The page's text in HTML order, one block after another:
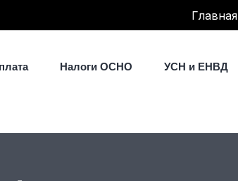
Главная
Налоги ОСНО УСН и ЕНВД